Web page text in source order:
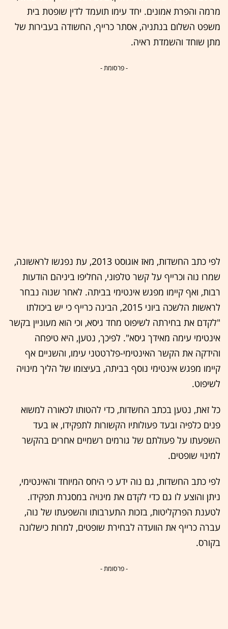
מרמה והפרת אמונים. יחד עימו תועמד לדין שופטת בית
משפט השלום בנתניה, אסתר כרייף, החשודה בעבירות של
מתן שוחד והשמדת ראיה.
- פרסומת -
לפי כתב החשדות, מאז אוגוסט 2013, עת נפגשו לראשונה,
שמרו נוה וכרייף על קשר טלפוני, החליפו ביניהם הודעות
רבות, ואף קיימו מפגש אינטימי בביתה. לאחר שנוה נבחר
לראשות הלשכה ביוני 2015, הבינה כרייף כי יש ביכולתו
"לקדם את בחירתה לשיפוט מחד גיסא, וכי הוא מעוניין בקשר
אינטימי עימה מאידך גיסא". לפיכך, נטען, היא טיפחה
והידקה את הקשר האינטימי-פלרטטני עימו, והשניים אף
קיימו מפגש אינטימי נוסף בביתה, בעיצומו של הליך מינויה
לשיפוט.
כל זאת, נטען בכתב החשדות, כדי להטותו לכאורה למשוא
פנים כלפיה ובעד פעולותיו הקשורות לתפקידו, או בעד
השפעתו על פעולתם של גורמים רשמיים אחרים בהקשר
למינוי שופטים.
לפי כתב החשדות, גם נוה ידע כי היחס המיוחד והאינטימי,
ניתן והוצע לו גם כדי לקדם את מינויה במסגרת תפקידו.
לטענת הפרקליטות, בזכות התערבותו והשפעתו של נוה,
עברה כרייף את הוועדה לבחירת שופטים, למרות כישלונה
בקורס.
- פרסומת -